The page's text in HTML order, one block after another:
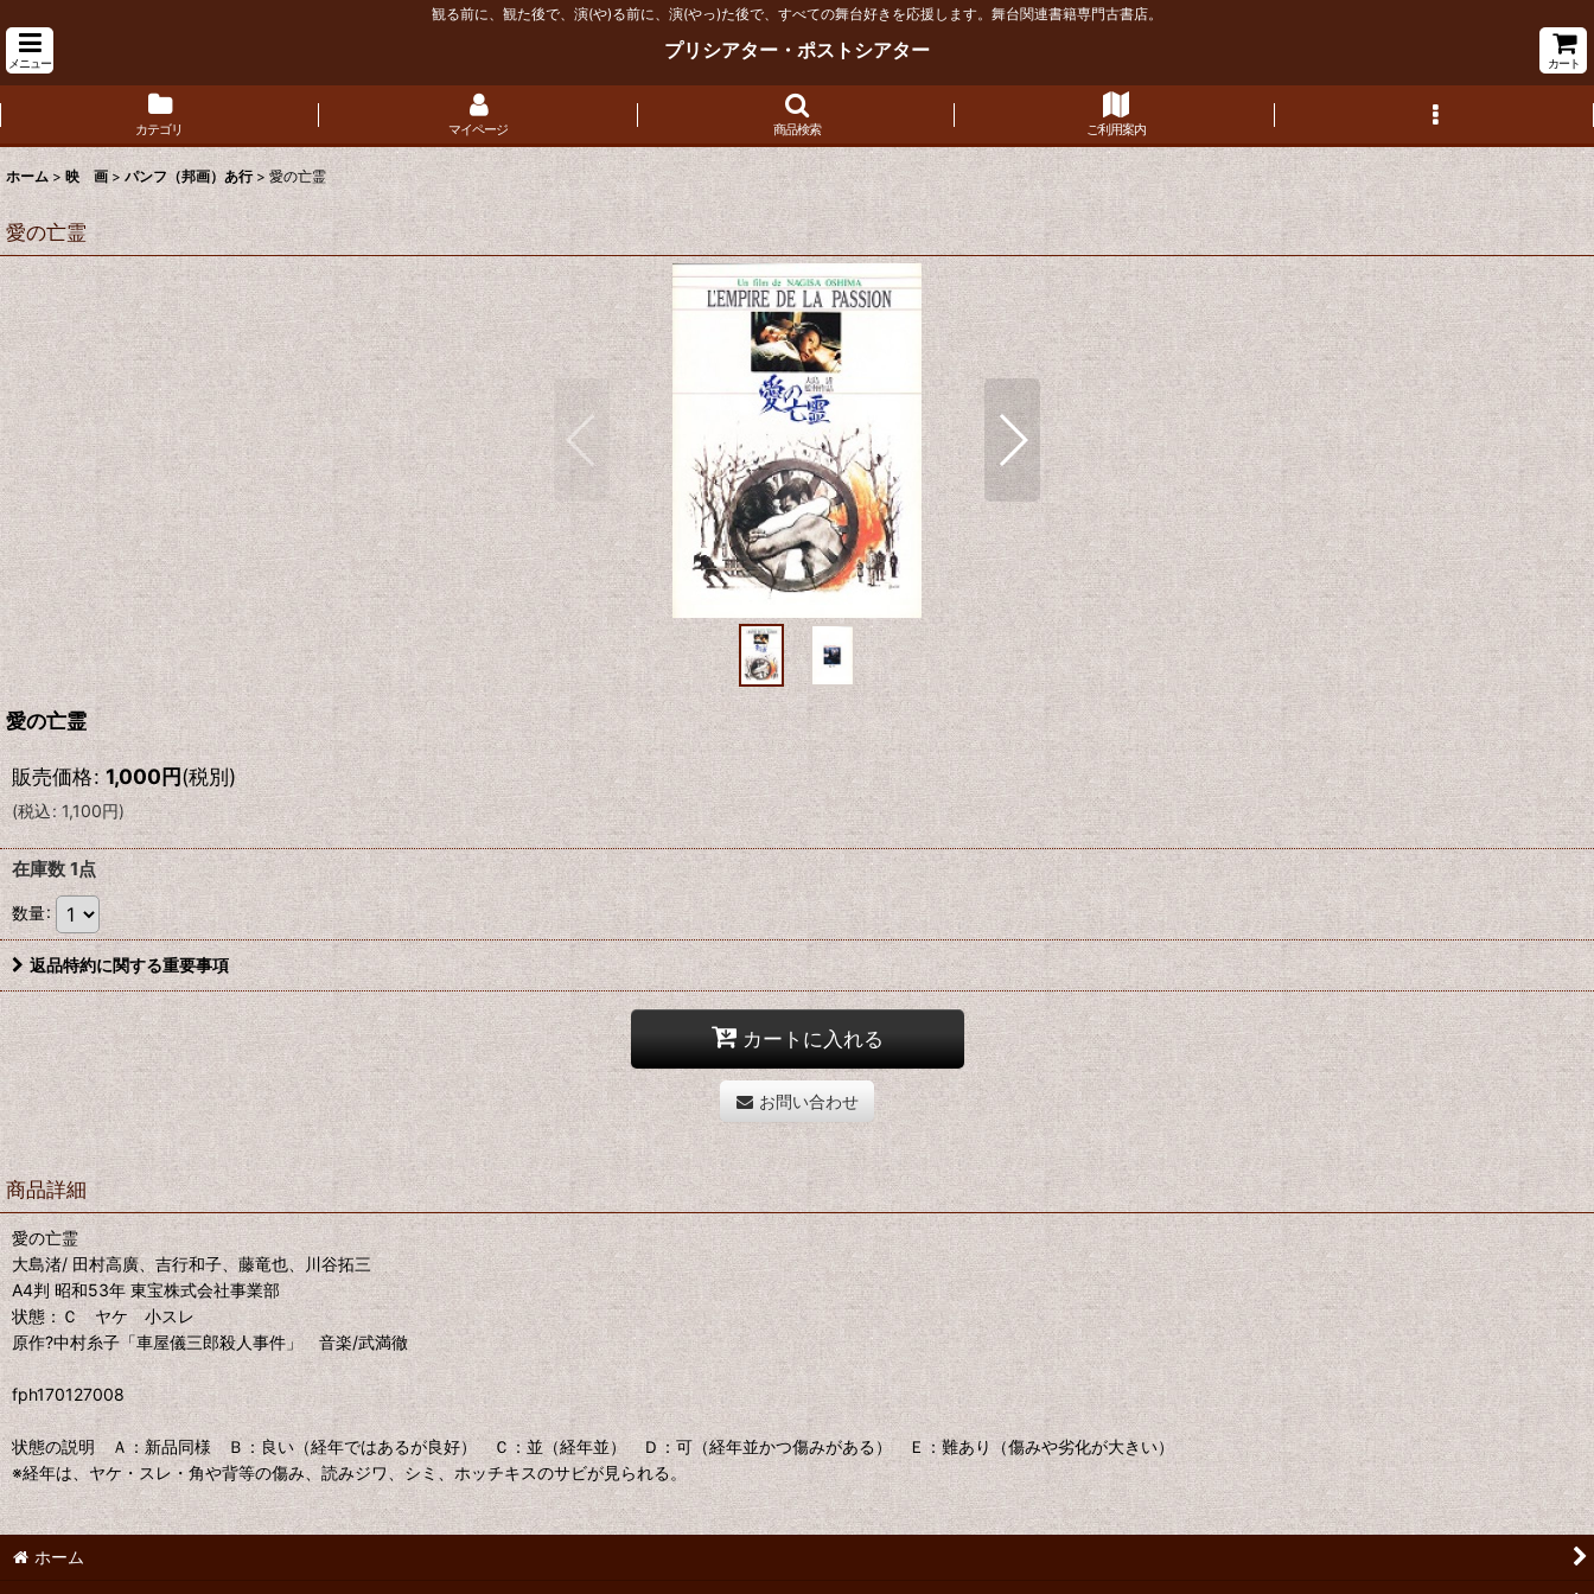
観る前に、観た後で、演(や)る前に、演(やっ)た後で、すべての舞台好きを応援します。舞台関連書籍専門古書店。
メニュー
プリシアター・ポストシアター
カート
カテゴリ マイページ 商品検索 ご利用案内
ホーム > 映 画 > パンフ（邦画）あ行 > 愛の亡霊
愛の亡霊
愛の亡霊
販売価格: 1,000円(税別)
(税込: 1,100円)
在庫数 1点
数量:
返品特約に関する重要事項
カートに入れる
お問い合わせ
商品詳細
愛の亡霊
大島渚/ 田村高廣、吉行和子、藤竜也、川谷拓三
A4判 昭和53年 東宝株式会社事業部
状態：Ｃ ヤケ 小スレ
原作?中村糸子「車屋儀三郎殺人事件」 音楽/武満徹
fph170127008
状態の説明 Ａ：新品同様 Ｂ：良い（経年ではあるが良好） Ｃ：並（経年並） Ｄ：可（経年並かつ傷みがある） Ｅ：難あり（傷みや劣化が大きい）
※経年は、ヤケ・スレ・角や背等の傷み、読みジワ、シミ、ホッチキスのサビが見られる。
ホーム